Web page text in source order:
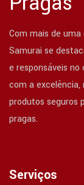
Com mais de
Samurai se
e responsáveis
com a excelência,
produtos seguros
pragas.
Serviços